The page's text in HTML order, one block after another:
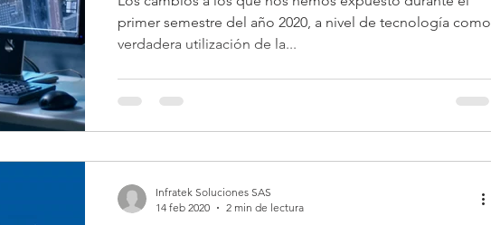
primer semestre del año 2020, a nivel de tecnología como
verdadera utilización de la...
Infratek Soluciones SAS
14 feb 2020
2 min de lectura